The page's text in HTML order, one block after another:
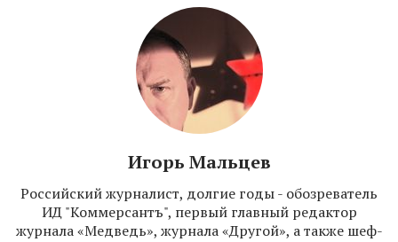
Игорь Мальцев
Российский журналист, долгие годы - обозреватель
ИД "Коммерсантъ", первый главный редактор
журнала «Медведь», журнала «Другой», а также шеф-